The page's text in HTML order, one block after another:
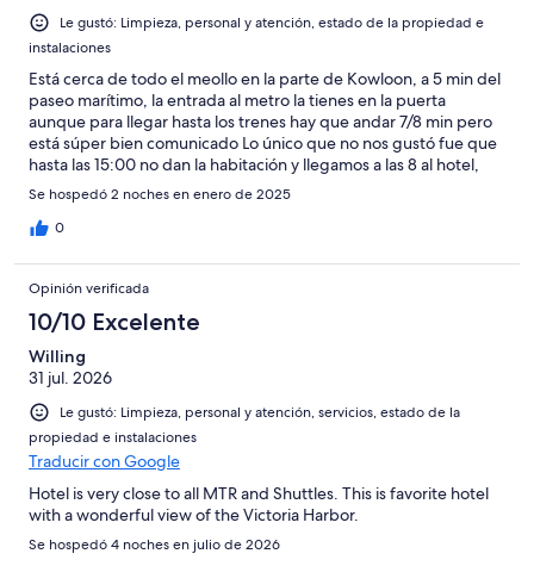
Le gustó: Limpieza, personal y atención, estado de la propiedad e
instalaciones
Está cerca de todo el meollo en la parte de Kowloon, a 5 min del
paseo marítimo, la entrada al metro la tienes en la puerta
aunque para llegar hasta los trenes hay que andar 7/8 min pero
está súper bien comunicado Lo único que no nos gustó fue que
hasta las 15:00 no dan la habitación y llegamos a las 8 al hotel,
entiendo eso pero no se, un rato antes cuando ya la tenga
preparada si, no hasta ese horario fijo Las ventanas no se
pueden abrir y estaría bien para airear la habitación, son de
algo que tampoco nos gustó fue las almohadas que eran mas
finas que las de los aviones y que el suelo de moqueta lo hace un
poco guarro En general muy contento
Se hospedó 2 noches en enero de 2025
0
Opinión verificada
10/10 Excelente
Willing
31 jul. 2026
Le gustó: Limpieza, personal y atención, servicios, estado de la
propiedad e instalaciones
Traducir con Google
Hotel is very close to all MTR and Shuttles. This is favorite hotel
with a wonderful view of the Victoria Harbor.
Se hospedó 4 noches en julio de 2026